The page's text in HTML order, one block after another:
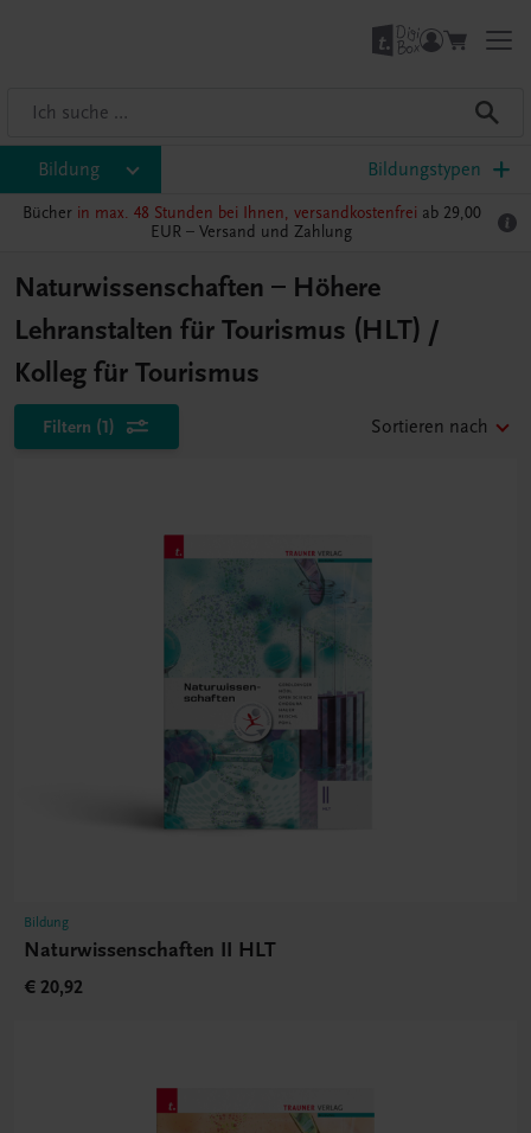
Bildung Bildungstypen
Bücher in max. 48 Stunden bei Ihnen, versandkostenfrei ab 29,00
EUR – Versand und Zahlung
Naturwissenschaften – Höhere
Lehranstalten für Tourismus (HLT) /
Kolleg für Tourismus
Filtern (1) Sortieren nach
Bildung
Naturwissenschaften II HLT
€ 20,92